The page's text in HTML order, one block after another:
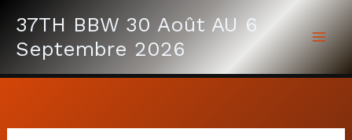
contenu
37TH BBW 30 Août AU 6
Septembre 2026